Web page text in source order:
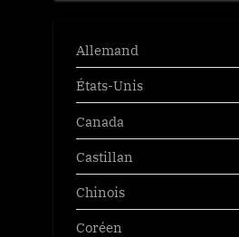
Allemand
États-Unis
Canada
Castillan
Chinois
Coréen